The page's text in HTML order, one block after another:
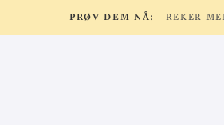
PRØV DEM NÅ: